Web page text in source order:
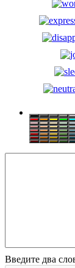
Введите два